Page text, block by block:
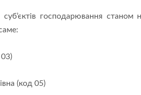
суб’єктів господарювання
(код 05)